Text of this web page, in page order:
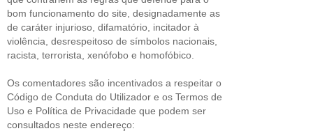
bom funcionamento do site, designadamente as
de caráter injurioso, difamatório, incitador à
violência, desrespeitoso de símbolos nacionais,
racista, terrorista, xenófobo e homofóbico.
Os comentadores são incentivados a respeitar o
Código de Conduta do Utilizador e os Termos de
Uso e Política de Privacidade que podem ser
consultados neste endereço: